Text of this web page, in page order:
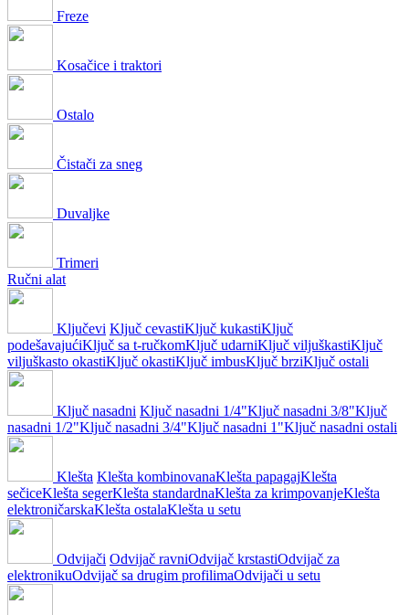
Freze
Kosačice i traktori
Ostalo
Čistači za sneg
Duvaljke
Trimeri
Ručni alat
Ključevi Ključ cevastiKljuč kukastiKljuč
podešavajućiKljuč sa t-ručkomKljuč udarniKljuč viljuškastiKljuč
viljuškasto okastiKljuč okastiKljuč imbusKljuč brziKljuč ostali
Ključ nasadni Ključ nasadni 1/4"Ključ nasadni 3/8"Ključ
nasadni 1/2"Ključ nasadni 3/4"Ključ nasadni 1"Ključ nasadni ostali
Klešta Klešta kombinovanaKlešta papagajKlešta
sečiceKlešta segerKlešta standardnaKlešta za krimpovanjeKlešta
elektroničarskaKlešta ostalaKlešta u setu
Odvijači Odvijač ravniOdvijač krstastiOdvijač za
elektronikuOdvijač sa drugim profilimaOdvijači u setu